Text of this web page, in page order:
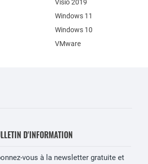
Visio 2019
Windows 11
Windows 10
VMware
D'INFORMATION
vous à la newsletter gratuite et